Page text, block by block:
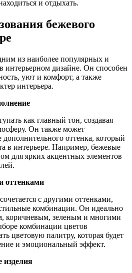
и отдыхать.
бежевого
из наиболее популярных и
интерьерном дизайне. Он способен
уют и комфорт, а также
интерьера.
как главный тон, создавая
Он также может
дополнительного оттенка, который
в интерьере. Например, бежевые
для ярких акцентных элементов
оттенками
с другими оттенками,
комбинации. Он идеально
коричневым, зеленым и многими
комбинации цветов
цветовую палитру, которая будет
и эмоциональный эффект.
изделия